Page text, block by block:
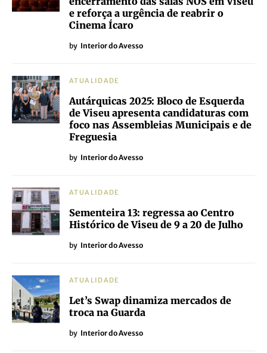
e reforça a urgência de reabrir o
Cinema Ícaro
by Interior do Avesso
ATUALIDADE
Autárquicas 2025: Bloco de Esquerda
de Viseu apresenta candidaturas com
foco nas Assembleias Municipais e de
Freguesia
by Interior do Avesso
ATUALIDADE
Sementeira 13: regressa ao Centro
Histórico de Viseu de 9 a 20 de Julho
by Interior do Avesso
ATUALIDADE
Let’s Swap dinamiza mercados de
troca na Guarda
by Interior do Avesso